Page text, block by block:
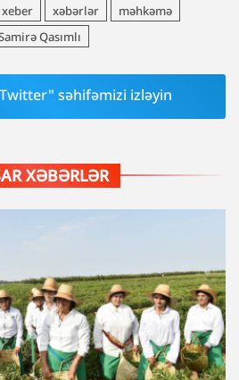
xəbərlər
məhkəmə
Qasımlı
səhifəmizi izləyin
XƏBƏRLƏR